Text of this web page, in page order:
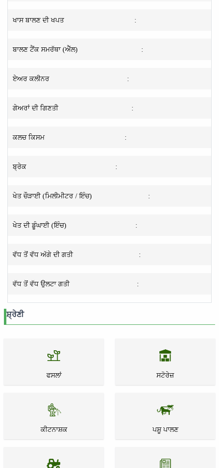
ਖਾਸ ਬਾਲਣ ਦੀ ਖਪਤ :
ਬਾਲਣ ਟੈਂਕ ਸਮਰੱਥਾ (ਐੱਲ) :
ਏਅਰ ਕਲੀਨਰ :
ਗੇਅਰਾਂ ਦੀ ਗਿਣਤੀ :
ਕਲਚ ਕਿਸਮ :
ਬ੍ਰੇਕ :
ਖੇਤ ਚੌੜਾਈ (ਮਿਲੀਮੀਟਰ / ਇੰਚ) :
ਖੇਤ ਦੀ ਡੂੰਘਾਈ (ਇੰਚ) :
ਵੱਧ ਤੋਂ ਵੱਧ ਅੱਗੇ ਦੀ ਗਤੀ :
ਵੱਧ ਤੋਂ ਵੱਧ ਉਲਟਾ ਗਤੀ :
ਸ਼੍ਰੇਣੀ
ਫਸਲਾਂ ਸਟੋਰੇਜ਼
ਕੀਟਨਾਸ਼ਕ ਪਸ਼ੂ ਪਾਲਣ